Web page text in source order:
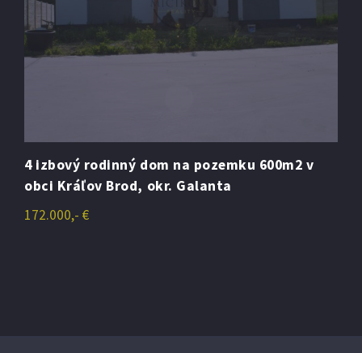
4 izbový rodinný dom na pozemku 600m2 v
obci Kráľov Brod, okr. Galanta
172.000,- €